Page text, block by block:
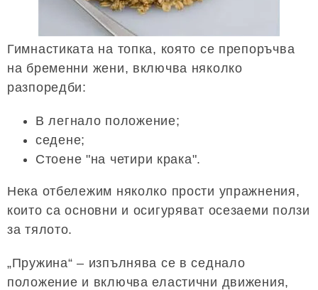
Гимнастиката на топка, която се препоръчва
на бременни жени, включва няколко
разпоредби:
В легнало положение;
седене;
Стоене "на четири крака".
Нека отбележим няколко прости упражнения,
които са основни и осигуряват осезаеми ползи
за тялото.
„Пружина“ – изпълнява се в седнало
положение и включва еластични движения,